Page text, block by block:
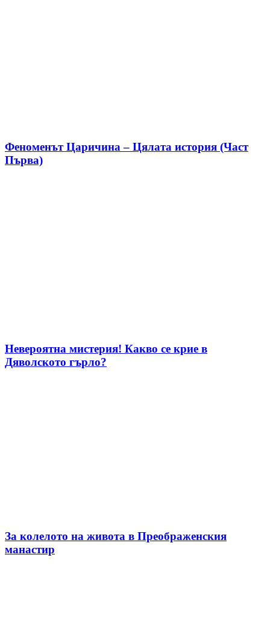
Феноменът Царичина – Цялата история (Част
Първа)
Невероятна мистерия! Какво се крие в
Дяволското гърло?
За колелото на живота в Преображенския
манастир